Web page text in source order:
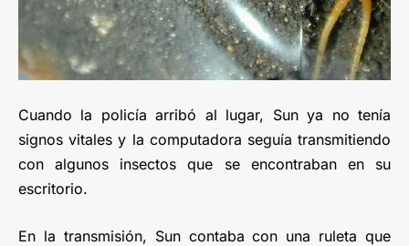
Cuando la policía arribó al lugar, Sun ya no tenía
signos vitales y la computadora seguía transmitiendo
con algunos insectos que se encontraban en su
escritorio.
En la transmisión, Sun contaba con una ruleta que